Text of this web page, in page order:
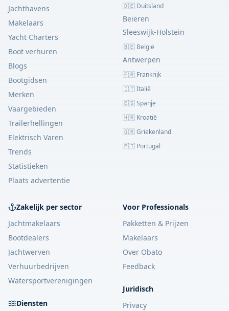
Jachthavens
Makelaars
Yacht Charters
Boot verhuren
Blogs
Bootgidsen
Merken
Vaargebieden
Trailerhellingen
Elektrisch Varen
Trends
Statistieken
Plaats advertentie
🇩🇪 Duitsland
Beieren
Sleeswijk-Holstein
🇧🇪 België
Antwerpen
🇫🇷 Frankrijk
🇮🇹 Italië
🇪🇸 Spanje
🇭🇷 Kroatië
🇬🇷 Griekenland
🇵🇹 Portugal
Zakelijk per sector
Jachtmakelaars
Bootdealers
Jachtwerven
Verhuurbedrijven
Watersportverenigingen
Diensten
Voor Professionals
Pakketten & Prijzen
Makelaars
Over Obato
Feedback
Juridisch
Privacy